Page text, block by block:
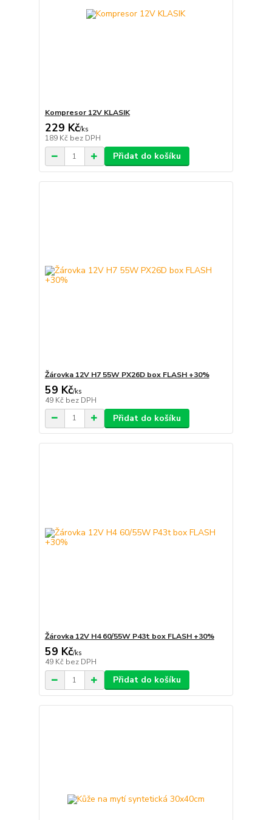
Kompresor 12V KLASIK
229 Kč/ks
189 Kč bez DPH
Přidat do košíku
Žárovka 12V H7 55W PX26D box FLASH +30%
59 Kč/ks
49 Kč bez DPH
Přidat do košíku
Žárovka 12V H4 60/55W P43t box FLASH +30%
59 Kč/ks
49 Kč bez DPH
Přidat do košíku